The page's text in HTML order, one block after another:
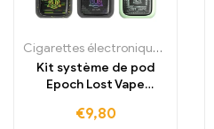
Cigarettes électroniques jetables
Kit système de pod
Epoch Lost Vape
€9,80